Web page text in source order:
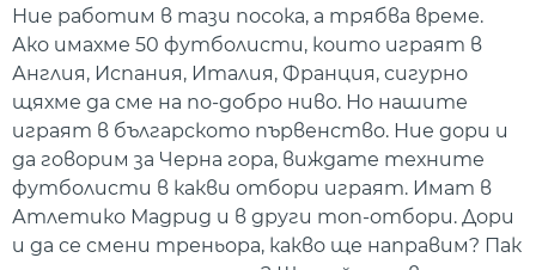
Ние работим в тази посока, а трябва време.
Ако имахме 50 футболисти, които играят в
Англия, Испания, Италия, Франция, сигурно
щяхме да сме на по-добро ниво. Но нашите
играят в българското първенство. Ние дори и
да говорим за Черна гора, виждате техните
футболисти в какви отбори играят. Имат в
Атлетико Мадрид и в други топ-отбори. Дори
и да се смени треньора, какво ще направим? Пак